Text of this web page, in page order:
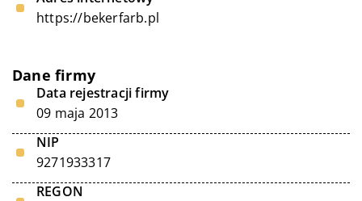
https://bekerfarb.pl
Dane firmy
Data rejestracji firmy
09 maja 2013
NIP
9271933317
REGON